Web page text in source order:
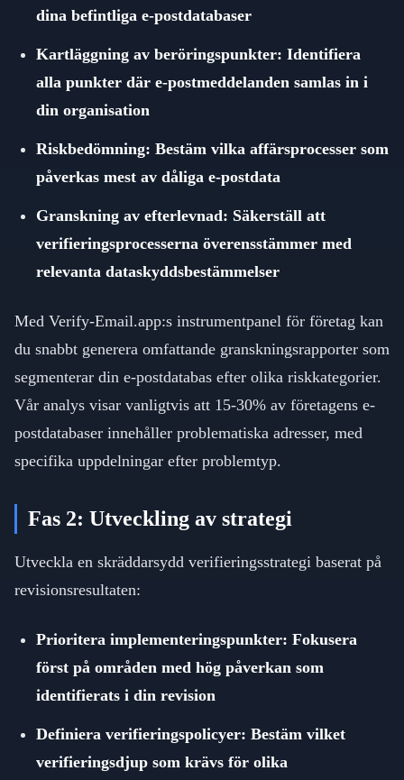
dina befintliga e-postdatabaser
Kartläggning av beröringspunkter: Identifiera
alla punkter där e-postmeddelanden samlas in i
din organisation
Riskbedömning: Bestäm vilka affärsprocesser som
påverkas mest av dåliga e-postdata
Granskning av efterlevnad: Säkerställ att
verifieringsprocesserna överensstämmer med
relevanta dataskyddsbestämmelser
Med Verify-Email.app:s instrumentpanel för företag kan
du snabbt generera omfattande granskningsrapporter som
segmenterar din e-postdatabas efter olika riskkategorier.
Vår analys visar vanligtvis att 15-30% av företagens e-
postdatabaser innehåller problematiska adresser, med
specifika uppdelningar efter problemtyp.
Fas 2: Utveckling av strategi
Utveckla en skräddarsydd verifieringsstrategi baserat på
revisionsresultaten:
Prioritera implementeringspunkter: Fokusera
först på områden med hög påverkan som
identifierats i din revision
Definiera verifieringspolicyer: Bestäm vilket
verifieringsdjup som krävs för olika